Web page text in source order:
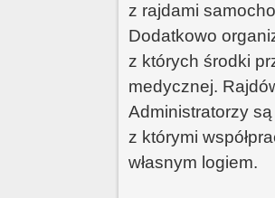
z rajdami
Dodatkowo
z których środki
medycznej.
Administratorzy
z którymi
własnym logiem.